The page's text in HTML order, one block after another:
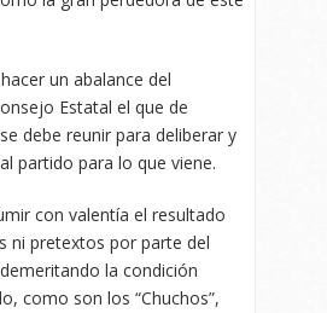
un abalance del
Estatal el que de
debe reunir para deliberar y
partido para lo que viene.
con valentía el resultado
ni pretextos por parte del
la condición
como son los “Chuchos”,